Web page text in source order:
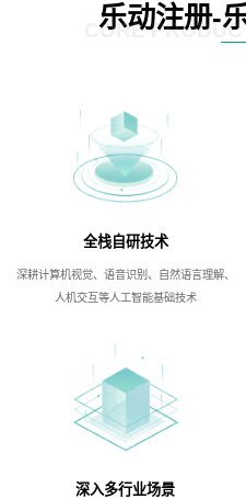
乐动注册-
CORE
全栈自研技术
深耕计算机视觉、语音识别、自然语言理解、
人机交互等人工智能基础技术
深入多行业场景